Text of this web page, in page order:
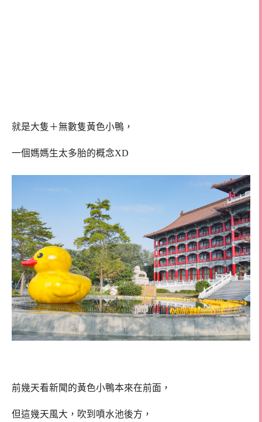
就是大隻＋無數隻黃色小鴨，
一個媽媽生太多胎的概念XD
前幾天看新聞的黃色小鴨本來在前面，
但這幾天風大，吹到噴水池後方，